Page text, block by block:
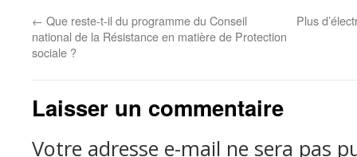
← Que reste-t-il du programme du Conseil
national de la Résistance en matière de Protection
sociale ?
Plus
Laisser un commentaire
Votre adresse e-mail ne sera pas